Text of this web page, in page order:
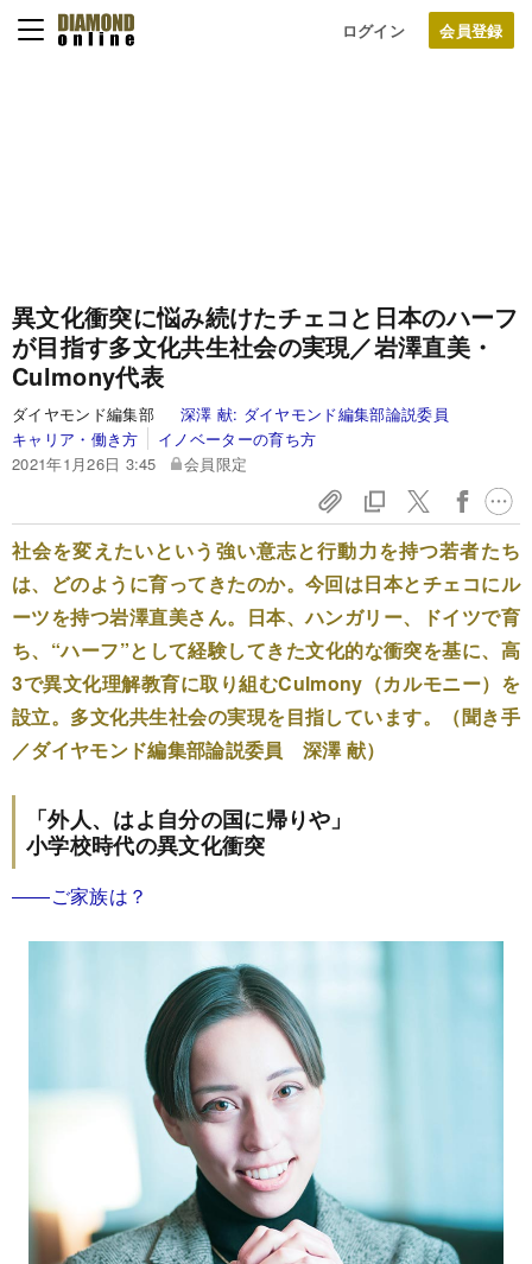
ログイン
異文化衝突に悩み続けたチェコと日本のハーフ
が目指す多文化共生社会の実現／岩澤直美・
Culmony代表
ダイヤモンド編集部 深澤 献: ダイヤモンド編集部論説委員
キャリア・働き方
イノベーターの育ち方
2021年1月26日 3:45
会員限定
社会を変えたいという強い意志と行動力を持つ若者たち
は、どのように育ってきたのか。今回は日本とチェコにル
ーツを持つ岩澤直美さん。日本、ハンガリー、ドイツで育
ち、“ハーフ”として経験してきた文化的な衝突を基に、高
3で異文化理解教育に取り組むCulmony（カルモニー）を
設立。多文化共生社会の実現を目指しています。（聞き手
／ダイヤモンド編集部論説委員 深澤 献）
「外人、はよ自分の国に帰りや」
小学校時代の異文化衝突
――ご家族は？